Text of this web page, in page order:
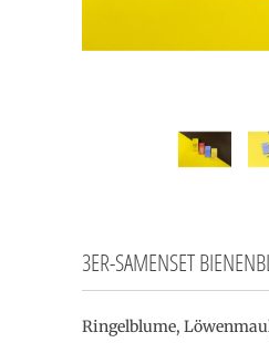
3ER-SAMENSET
Ringelblume,